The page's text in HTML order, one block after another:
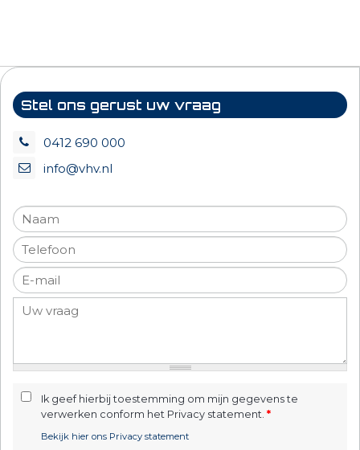
Stel ons gerust uw vraag
0412 690 000
info@vhv.nl
Ik geef hierbij toestemming om mijn gegevens te
verwerken conform het Privacy statement. *
Bekijk hier ons Privacy statement